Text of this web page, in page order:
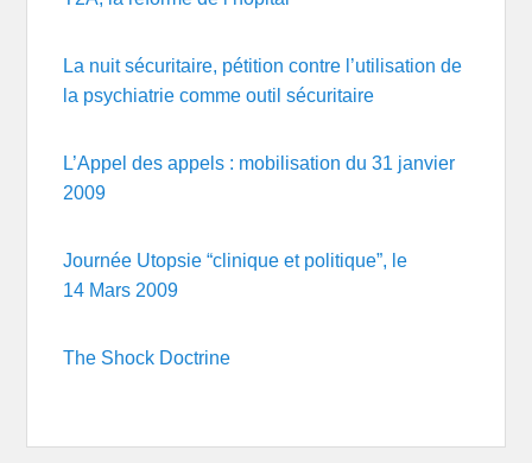
La nuit sécuritaire, pétition contre l’utilisation de
la psychiatrie comme outil sécuritaire
L’Appel des appels : mobilisation du 31 janvier
2009
Journée Utopsie “clinique et politique”, le
14 Mars 2009
The Shock Doctrine